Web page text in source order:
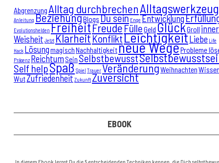
Abgrenzung Alltag durchbrechenAlltagswerkzeug
Anleitung BeziehungBlogsDu sein Enge Entwicklung
Evolutionshelden FreiheitFreudeFülleGeldGlückGroll
Weisheit JetztKlarheitKonfliktLeichtigkeitLiebe Life
Hack LösungmagischNachhaltigkeitneue WegeProbleme
Präsenz ReichtumSein Selbstbewusst
Self helpSpaßSpiel TrauerVeränderungWeihnachten
WutZufriedenheitZukunftZuversicht
EBOOK